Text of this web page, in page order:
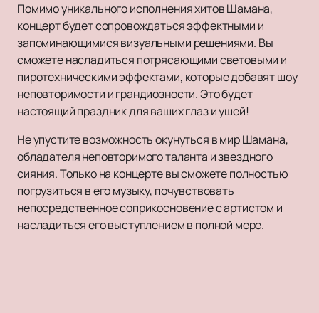
Помимо уникального исполнения хитов Шамана,
концерт будет сопровождаться эффектными и
запоминающимися визуальными решениями. Вы
сможете насладиться потрясающими световыми и
пиротехническими эффектами, которые добавят шоу
неповторимости и грандиозности. Это будет
настоящий праздник для ваших глаз и ушей!
Не упустите возможность окунуться в мир Шамана,
обладателя неповторимого таланта и звездного
сияния. Только на концерте вы сможете полностью
погрузиться в его музыку, почувствовать
непосредственное соприкосновение с артистом и
насладиться его выступлением в полной мере.